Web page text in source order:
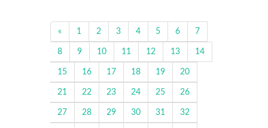
« 1 2 3 4 5 6 7
8 9 10 11 12 13 14
15 16 17 18 19 20
21 22 23 24 25 26
27 28 29 30 31 32